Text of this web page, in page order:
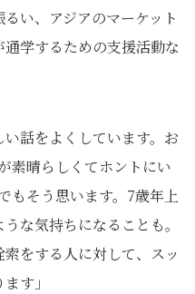
い、アジアのマーケット
学するための支援活動な
い話をよくしています。お
素晴らしくてホントにい
もそう思います。7歳年上
な気持ちになることも。
をする人に対して、スッ
す」